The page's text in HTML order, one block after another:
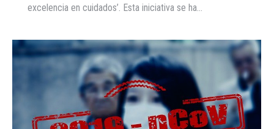
excelencia en cuidados’. Esta iniciativa se ha…